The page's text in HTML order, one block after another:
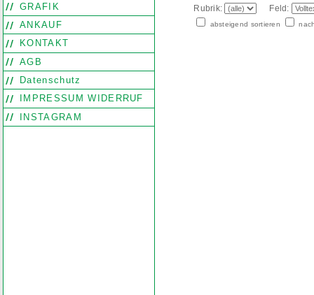
GRAFIK
ANKAUF
KONTAKT
AGB
Datenschutz
IMPRESSUM WIDERRUF
INSTAGRAM
Rubrik: Feld:
absteigend sortieren